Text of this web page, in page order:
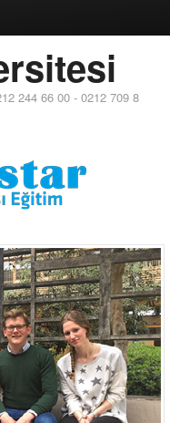
244 66 00 - 0212 709 8